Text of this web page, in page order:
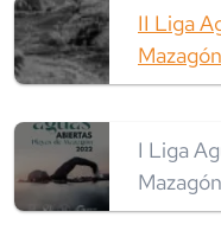
II Liga
I Liga